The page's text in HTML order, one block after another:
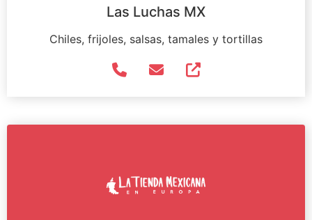
Las Luchas MX
Chiles, frijoles, salsas, tamales y tortillas